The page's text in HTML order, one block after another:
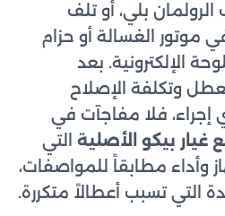
بلي، أو تلف
موتور الغسالة أو حزام
الإلكترونية. بعد
وتكلفة الإصلاح
إجراء، فلا مفاجآت في
غيار بيكو الأصلية التي
وأداء مطابقاً للمواصفات،
التي تسبب أعطالاً متكررة.